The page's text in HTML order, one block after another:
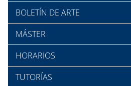
BOLETÍN DE ARTE
MÁSTER
HORARIOS
TUTORÍAS